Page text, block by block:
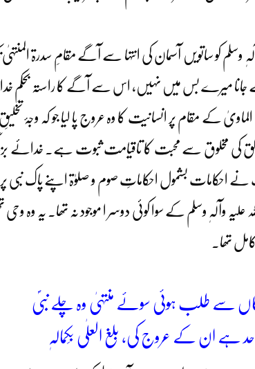
وسلم کو ساتویں آسمان کی انتہا سے آگے مقامِ سدرۃ
میرے بس میں نہیں، اس سے آگے کا راستہ بحکمِ خدا
کے مقام پر انسانیت کا وہ عروج پا لیا جو کہ وجۂ
مخلوق سے محبت کا تاقیامت ثبوت ہے۔ خدائے بزرگ
نے احکامات بشمول احکاماتِ صوم و صلوٰۃ اپنے پاک نبی
وآلہٖ وسلم کے سوا کوئی دوسر ا موجود نہ تھا۔ یہ وہ
تھا۔
سے طلب ہوئی سوئے منتہیٰ وہ چلے نبیؐ
حد ہے ان کے عروج کی، بلغ العلٰی بِکمالہٖ